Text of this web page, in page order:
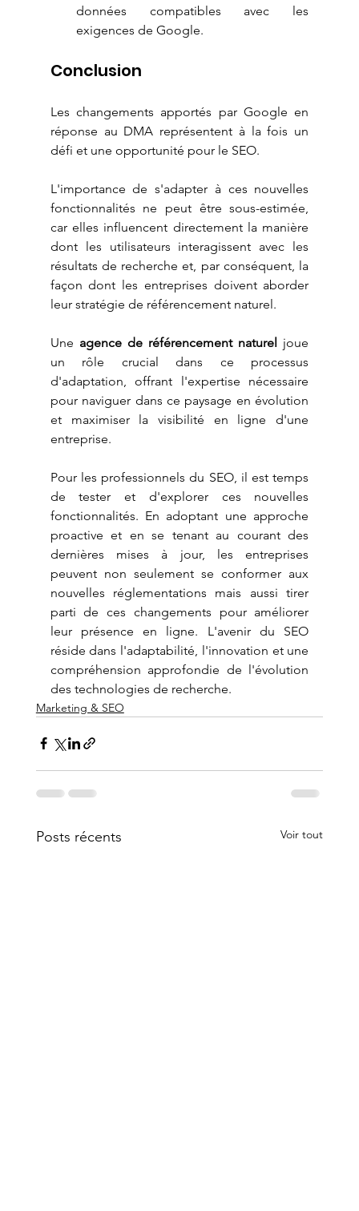
données compatibles avec les
exigences de Google.
Conclusion
Les changements apportés par Google en
réponse au DMA représentent à la fois un
défi et une opportunité pour le SEO.
L'importance de s'adapter à ces nouvelles
fonctionnalités ne peut être sous-estimée,
car elles influencent directement la manière
dont les utilisateurs interagissent avec les
résultats de recherche et, par conséquent, la
façon dont les entreprises doivent aborder
leur stratégie de référencement naturel.
Une agence de référencement naturel joue
un rôle crucial dans ce processus
d'adaptation, offrant l'expertise nécessaire
pour naviguer dans ce paysage en évolution
et maximiser la visibilité en ligne d'une
entreprise.
Pour les professionnels du SEO, il est temps
de tester et d'explorer ces nouvelles
fonctionnalités. En adoptant une approche
proactive et en se tenant au courant des
dernières mises à jour, les entreprises
peuvent non seulement se conformer aux
nouvelles réglementations mais aussi tirer
parti de ces changements pour améliorer
leur présence en ligne. L'avenir du SEO
réside dans l'adaptabilité, l'innovation et une
compréhension approfondie de l'évolution
des technologies de recherche.
Marketing & SEO
Posts récents Voir tout